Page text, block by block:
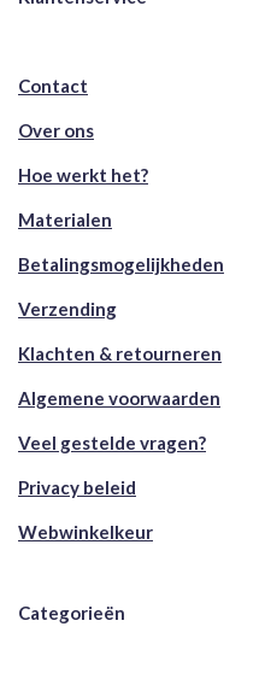
Contact
Over ons
Hoe werkt het?
Materialen
Betalingsmogelijkheden
Verzending
Klachten & retourneren
Algemene voorwaarden
Veel gestelde vragen?
Privacy beleid
Webwinkelkeur
Categorieën